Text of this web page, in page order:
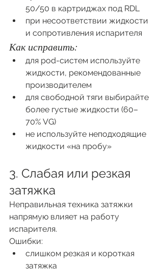
50/50 в картриджах под RDL
при несоответствии жидкости
и сопротивления испарителя
Как исправить:
для pod-систем используйте
жидкости, рекомендованные
производителем
для свободной тяги выбирайте
более густые жидкости (60–
70% VG)
не используйте неподходящие
жидкости «на пробу»
3. Слабая или резкая
затяжка
Неправильная техника затяжки
напрямую влияет на работу
испарителя.
Ошибки:
слишком резкая и короткая
затяжка